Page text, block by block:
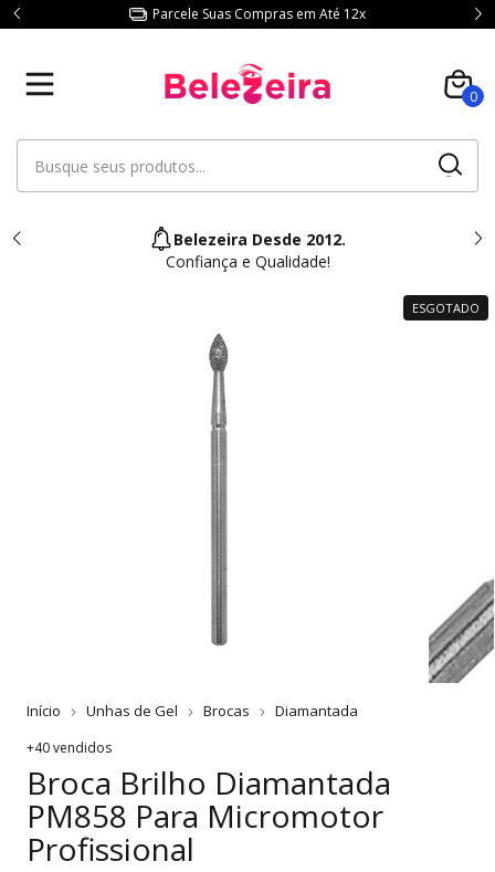
Parcele Suas Compras em Até 12x
0
Belezeira Desde 2012.
Confiança e Qualidade!
ESGOTADO
Início Unhas de Gel Brocas Diamantada
+40 vendidos
Broca Brilho Diamantada
PM858 Para Micromotor
Profissional